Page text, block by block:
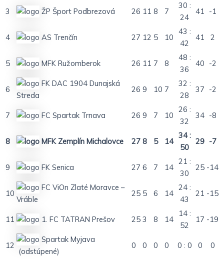
3 ŽP Šport Podbrezová 26 11 8 7
30 :
24
41 -1
4 AS Trenčín 27 12 5 10
43 :
42
41 2
5 MFK Ružomberok 26 11 7 8
48 :
36
40 -2
6
FK DAC 1904 Dunajská
Streda
26 9 10 7
32 :
28
37 -2
7 FC Spartak Trnava 26 9 7 10
26 :
32
34 -8
8 MFK Zemplín Michalovce 27 8 5 14
34 :
50
29 -7
9 FK Senica 27 6 7 14
21 :
30
25 -14
10
FC ViOn Zlaté Moravce –
Vráble
25 5 6 14
24 :
43
21 -15
11 1. FC TATRAN Prešov 25 3 8 14
14 :
52
17 -19
12
Spartak Myjava
(odstúpené)
0 0 0 0 0 : 0 0 0